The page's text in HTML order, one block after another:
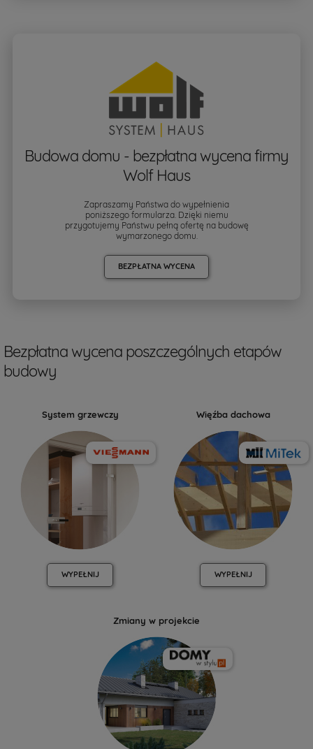
Budowa domu - bezpłatna wycena firmy
Wolf Haus
Zapraszamy Państwa do wypełnienia
poniższego formularza. Dzięki niemu
przygotujemy Państwu pełną ofertę na budowę
wymarzonego domu.
BEZPŁATNA WYCENA
Bezpłatna wycena poszczególnych etapów
budowy
System grzewczy
WYPEŁNIJ
Więźba dachowa
WYPEŁNIJ
Zmiany w projekcie